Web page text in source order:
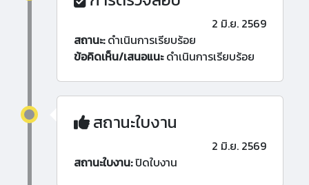
2 มิ.ย. 2569
สถานะ:ดำเนินการเรียบร้อย
ข้อคิดเห็น/เสนอแนะดำเนินการเรียบร้อย
สถานะใบงาน
2 มิ.ย. 2569
สถานะใบงาน:ปิดใบงาน